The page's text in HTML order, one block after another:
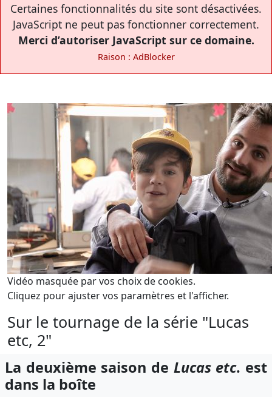
Certaines fonctionnalités du site sont désactivées.
JavaScript ne peut pas fonctionner correctement.
Merci d’autoriser JavaScript sur ce domaine.
Raison : AdBlocker
Vidéo masquée par vos choix de cookies.
Cliquez pour ajuster vos paramètres et l'afficher.
Sur le tournage de la série "Lucas
etc, 2"
La deuxième saison de Lucas etc. est
dans la boîte